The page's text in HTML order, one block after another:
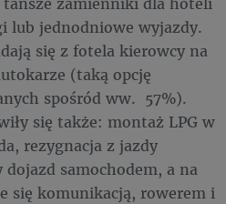
lub jednodniowe wyjazdy.
się z fotela kierowcy na
(taką opcję
spośród ww. 57%).
się także: montaż LPG w
rezygnacja z jazdy
samochodem, a na
się komunikacją, rowerem i